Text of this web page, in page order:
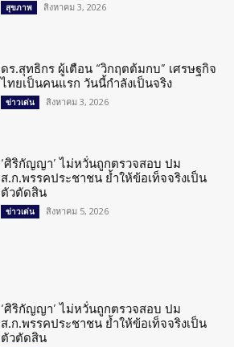
สุขภาพ สิงหาคม 3, 2026
ดร.สุทธิกร ผู้เตือน “วิกฤตต้มกบ” เศรษฐกิจ
ไทยเป็นคนแรก วันนี้กำลังเป็นจริง
ข่าวเด่น สิงหาคม 3, 2026
‘ศิริกัญญา’ ไม่หวั่นถูกตรวจสอบ ปม
ส.ก.พรรคประชาชน ย้ำให้ข้อเท็จจริงเป็น
ตัวตัดสิน
ข่าวเด่น สิงหาคม 5, 2026
‘ศิริกัญญา’ ไม่หวั่นถูกตรวจสอบ ปม
ส.ก.พรรคประชาชน ย้ำให้ข้อเท็จจริงเป็น
ตัวตัดสิน